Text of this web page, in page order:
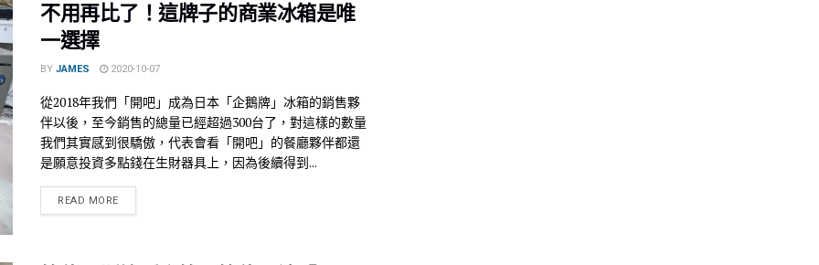
不用再比了！這牌子的商業冰箱是唯
一選擇
BY JAMES 2020-10-07
從2018年我們「開吧」成為日本「企鵝牌」冰箱的銷售夥
伴以後，至今銷售的總量已經超過300台了，對這樣的數量
我們其實感到很驕傲，代表會看「開吧」的餐廳夥伴都還
是願意投資多點錢在生財器具上，因為後續得到...
READ MORE